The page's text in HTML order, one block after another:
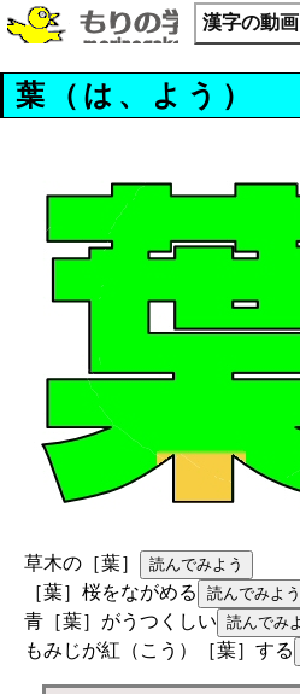
漢字の動画
葉（は、よう）
草木の［葉］
［葉］桜をながめる
青［葉］がうつくしい
もみじが紅（こう）［葉］する